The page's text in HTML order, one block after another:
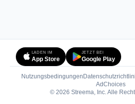
LADEN IM
App Store
JETZT BEI
Google Play
Nutzungsbedingungen
AdChoices
© 2026 Streema, Inc. Alle